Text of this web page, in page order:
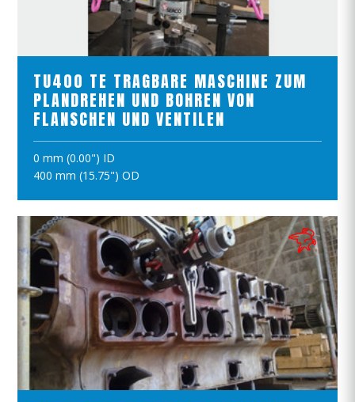
TU400 TE TRAGBARE MASCHINE ZUM
PLANDREHEN UND BOHREN VON
FLANSCHEN UND VENTILEN
0 mm (0.00") ID
400 mm (15.75") OD
PRODUKTE ANSCHAUEN
PRODUKTE ANSCHAUEN